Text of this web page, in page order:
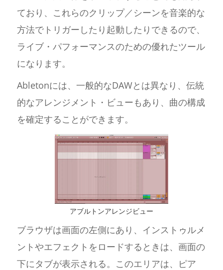
ており、これらのクリップ／シーンを音楽的な
方法でトリガーしたり起動したりできるので、
ライブ・パフォーマンスのための優れたツール
になります。
Abletonには、一般的なDAWとは異なり、伝統
的なアレンジメント・ビューもあり、曲の構成
を確定することができます。
アブルトンアレンジビュー
ブラウザは画面の左側にあり、インストゥルメ
ントやエフェクトをロードするときは、画面の
下にタブが表示される。このエリアは、ピア